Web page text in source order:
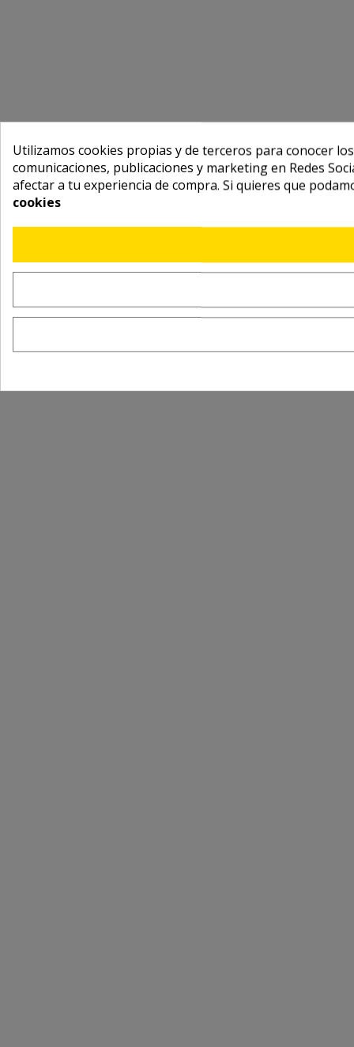
Utilizamos cookies propias y de terceros para conocer
comunicaciones, publicaciones y marketing en Redes
afectar a tu experiencia de compra. Si quieres que
cookies